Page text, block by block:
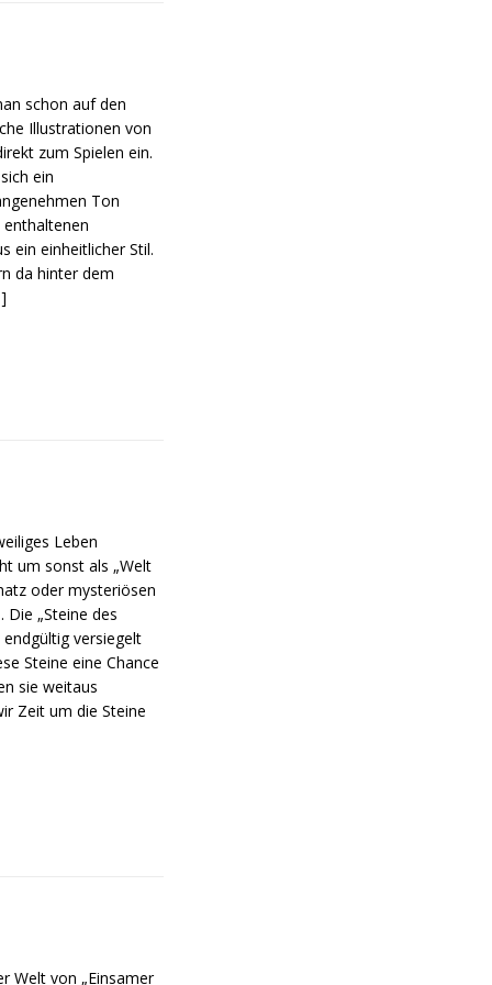
schon auf den
Illustrationen von
zum Spielen ein.
ein
Ton
ein einheitlicher Stil.
da hinter dem
Leben
um sonst als „Welt
oder mysteriösen
Die „Steine des
versiegelt
Steine eine Chance
sie weitaus
Zeit um die Steine
Welt von „Einsamer